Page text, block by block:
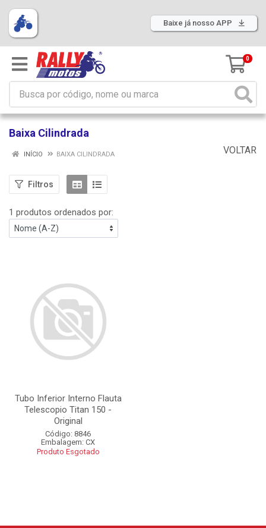
Baixe já nosso APP
0
Baixa Cilindrada
VOLTAR
INÍCIO BAIXA CILINDRADA
Filtros
1 produtos ordenados por:
Tubo Inferior Interno Flauta
Telescopio Titan 150 -
Original
Código: 8846
Embalagem: CX
Produto Esgotado